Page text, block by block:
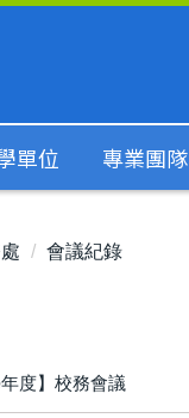
單位 專業團隊
會議紀錄
年度】校務會議